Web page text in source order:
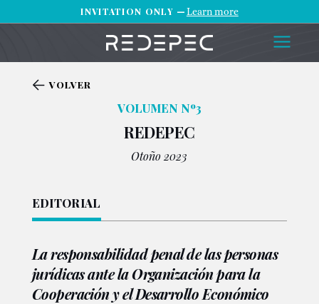
INVITATION ONLY —Learn more
VOLVER
VOLUMEN Nº3
REDEPEC
Otoño 2023
EDITORIAL
La responsabilidad penal de las personas
jurídicas ante la Organización para la
Cooperación y el Desarrollo Económico